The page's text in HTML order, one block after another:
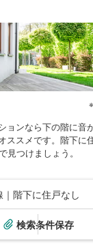
ョンなら下の階に音
ススメです。階下に
見つけましょう。
階下に住戸なし
検索条件保存